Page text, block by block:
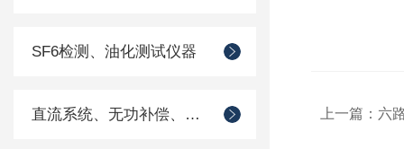
SF6检测、油化测试仪器
直流系统、无功补偿、电池电机检测仪器 上一篇： 六